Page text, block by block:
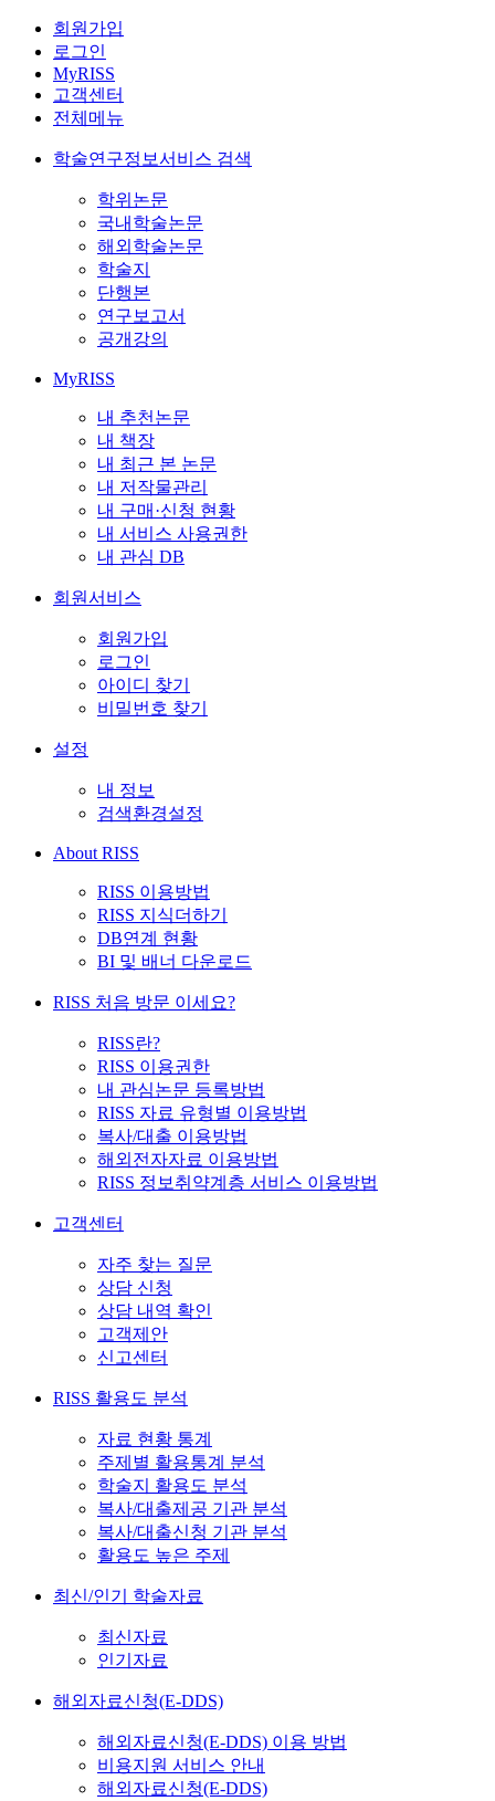
회원가입
로그인
MyRISS
고객센터
전체메뉴
학술연구정보서비스 검색
학위논문
국내학술논문
해외학술논문
학술지
단행본
연구보고서
공개강의
MyRISS
내 추천논문
내 책장
내 최근 본 논문
내 저작물관리
내 구매·신청 현황
내 서비스 사용권한
내 관심 DB
회원서비스
회원가입
로그인
아이디 찾기
비밀번호 찾기
설정
내 정보
검색환경설정
About RISS
RISS 이용방법
RISS 지식더하기
DB연계 현황
BI 및 배너 다운로드
RISS 처음 방문 이세요?
RISS란?
RISS 이용권한
내 관심논문 등록방법
RISS 자료 유형별 이용방법
복사/대출 이용방법
해외전자자료 이용방법
RISS 정보취약계층 서비스 이용방법
고객센터
자주 찾는 질문
상담 신청
상담 내역 확인
고객제안
신고센터
RISS 활용도 분석
자료 현황 통계
주제별 활용통계 분석
학술지 활용도 분석
복사/대출제공 기관 분석
복사/대출신청 기관 분석
활용도 높은 주제
최신/인기 학술자료
최신자료
인기자료
해외자료신청(E-DDS)
해외자료신청(E-DDS) 이용 방법
비용지원 서비스 안내
해외자료신청(E-DDS)